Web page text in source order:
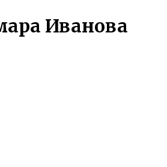
Иванова